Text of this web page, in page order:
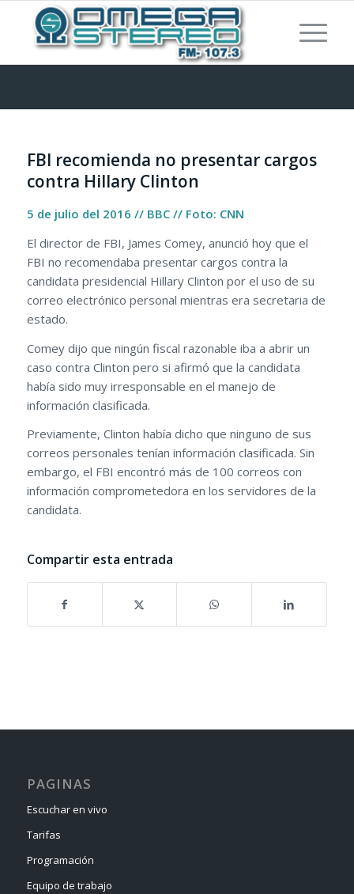
FBI recomienda no presentar cargos
contra Hillary Clinton
5 de julio del 2016 // BBC // Foto: CNN
El director de FBI, James Comey, anunció hoy que el
FBI no recomendaba presentar cargos contra la
candidata presidencial Hillary Clinton por el uso de su
correo electrónico personal mientras era secretaria de
estado.
Comey dijo que ningún fiscal razonable iba a abrir un
caso contra Clinton pero si afirmó que la candidata
había sido muy irresponsable en el manejo de
información clasificada.
Previamente, Clinton había dicho que ninguno de sus
correos personales tenían información clasificada. Sin
embargo, el FBI encontró más de 100 correos con
información comprometedora en los servidores de la
candidata.
Compartir esta entrada
PAGINAS
Escuchar en vivo
Tarifas
Programación
Equipo de trabajo